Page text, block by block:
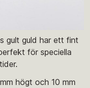
gult guld har ett fint
för speciella
högt och 10 mm